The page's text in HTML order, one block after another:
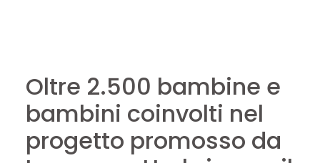
Oltre 2.500 bambine e
bambini coinvolti nel
progetto promosso da